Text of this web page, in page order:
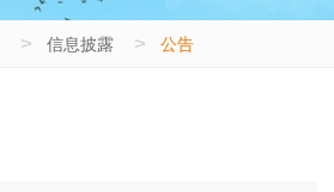
> 信息披露 > 公告